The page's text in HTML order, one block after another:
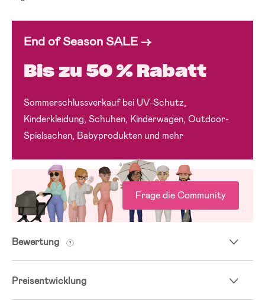
End of Season SALE →
Bis zu 50 % Rabatt
Sommerschlussverkauf bei UV-Schutz,
Kinderkleidung, Schuhen, Kinderwagen, Outdoor-
Spielsachen, Babyprodukten und mehr
Frage die Community
Bewertung
Preisentwicklung